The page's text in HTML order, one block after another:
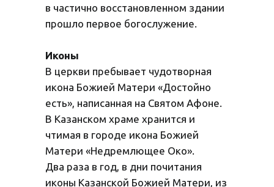
в частично восстановленном здании
прошло первое богослужение.
Иконы
В церкви пребывает чудотворная
икона Божией Матери «Достойно
есть», написанная на Святом Афоне.
В Казанском храме хранится и
чтимая в городе икона Божией
Матери «Недремлющее Око».
Два раза в год, в дни почитания
иконы Казанской Божией Матери, из